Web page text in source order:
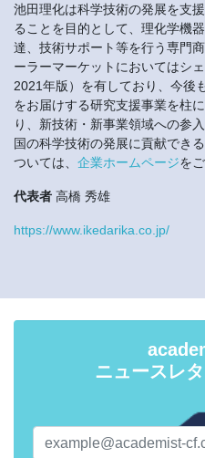
池田理化は科学技術の発展を支
ることを目的として、理化学機
達、技術サポート等を行う専門
ーラーマーケットにおいてはシ
2021年版）を有しており、今後
をお届けする研究支援事業を柱
り、新技術・新事業領域への参
国の科学技術の発展に貢献でき
ついては、 企業ホームページを
代表者 高橋 秀雄
https://www.ikedarika.co.jp/
ニュースレ